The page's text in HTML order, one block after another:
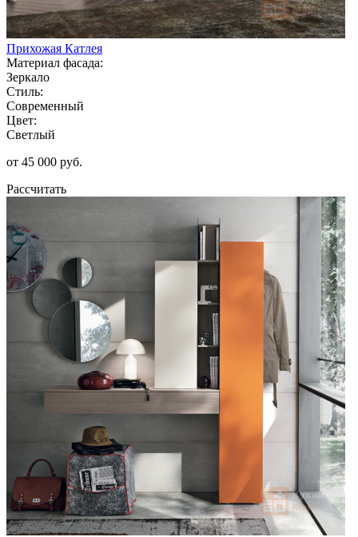
Прихожая Катлея
Материал фасада:
Зеркало
Стиль:
Современный
Цвет:
Светлый
от 45 000 руб.
Рассчитать